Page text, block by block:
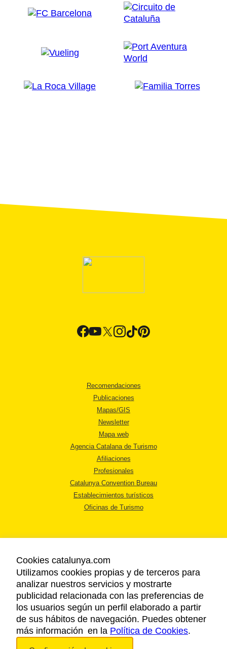
Recomendaciones
Publicaciones
Mapas/GIS
Newsletter
Mapa web
Agencia Catalana de Turismo
Afiliaciones
Profesionales
Catalunya Convention Bureau
Establecimientos turísticos
Oficinas de Turismo
AVISO LEGAL
POLÍTICA DE PRIVACIDAD
COOKIES
ACCESSIBILIDAD
Cookies catalunya.com
Utilizamos cookies propias y de terceros para
analizar nuestros servicios y mostrarte
publicidad relacionada con las preferencias de
los usuarios según un perfil elaborado a partir
de sus hábitos de navegación. Puedes obtener
más información en la Política de Cookies.